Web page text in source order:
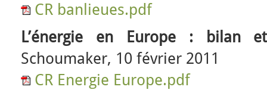
CR banlieues.pdf
L’énergie en Europe : bilan
Schoumaker, 10 février 2011
CR Energie Europe.pdf